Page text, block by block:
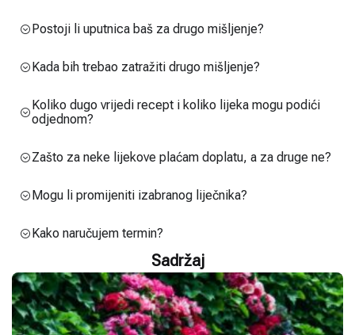
Postoji li uputnica baš za drugo mišljenje?
Kada bih trebao zatražiti drugo mišljenje?
Koliko dugo vrijedi recept i koliko lijeka mogu podići
odjednom?
Zašto za neke lijekove plaćam doplatu, a za druge ne?
Mogu li promijeniti izabranog liječnika?
Kako naručujem termin?
Sadržaj